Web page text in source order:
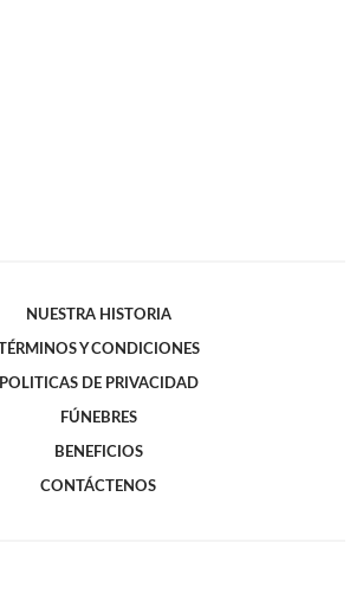
NUESTRA HISTORIA
TÉRMINOS Y CONDICIONES
POLITICAS DE PRIVACIDAD
FÚNEBRES
BENEFICIOS
CONTÁCTENOS